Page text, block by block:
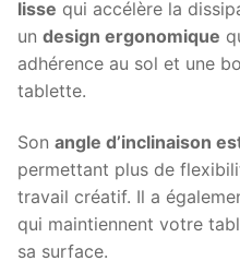
lisse qui accélère la
un design ergonomique
adhérence au sol et une
tablette.
Son angle d’inclinaison
permettant plus de
travail créatif. Il a
qui maintiennent votre
sa surface.